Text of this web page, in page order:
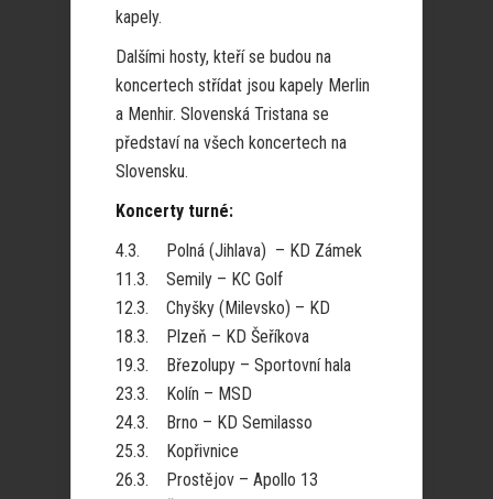
kapely.
Dalšími hosty, kteří se budou na
koncertech střídat jsou kapely Merlin
a Menhir. Slovenská Tristana se
představí na všech koncertech na
Slovensku.
Koncerty turné:
4.3. Polná (Jihlava) – KD Zámek
11.3. Semily – KC Golf
12.3. Chyšky (Milevsko) – KD
18.3. Plzeň – KD Šeříkova
19.3. Březolupy – Sportovní hala
23.3. Kolín – MSD
24.3. Brno – KD Semilasso
25.3. Kopřivnice
26.3. Prostějov – Apollo 13